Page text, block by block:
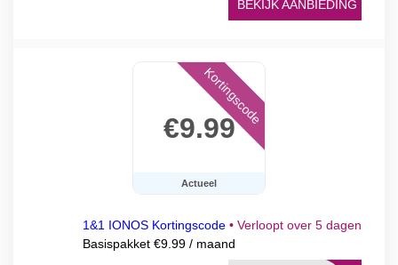
BEKIJK AANBIEDING
€9.99
Actueel
Kortingscode
1&1 IONOS Kortingscode • Verloopt over 5 dagen
Basispakket €9.99 / maand